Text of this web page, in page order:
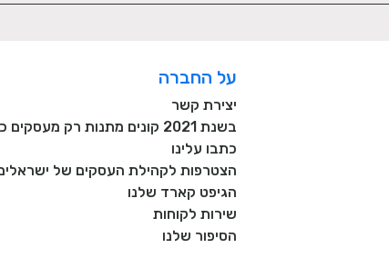
על החברה
יצירת קשר
בשנת 2021 קונים מתנות רק מעסקים כחול לבן!
כתבו עלינו
הצטרפות לקהילת העסקים של
הגיפט קארד שלנו
שירות לקוחות
הסיפור שלנו